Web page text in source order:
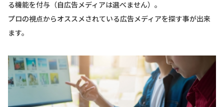
る機能を付与（自広告メディアは選べません）。
プロの視点からオススメされている広告メディアを探す事が出来
ます。